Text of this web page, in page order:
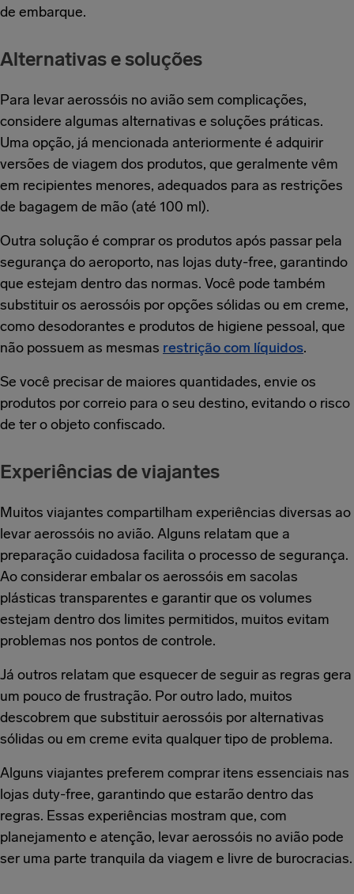
de embarque.
Alternativas e soluções
Para levar aerossóis no avião sem complicações,
considere algumas alternativas e soluções práticas.
Uma opção, já mencionada anteriormente é adquirir
versões de viagem dos produtos, que geralmente vêm
em recipientes menores, adequados para as restrições
de bagagem de mão (até 100 ml).
Outra solução é comprar os produtos após passar pela
segurança do aeroporto, nas lojas duty-free, garantindo
que estejam dentro das normas. Você pode também
substituir os aerossóis por opções sólidas ou em creme,
como desodorantes e produtos de higiene pessoal, que
não possuem as mesmas restrição com líquidos.
Se você precisar de maiores quantidades, envie os
produtos por correio para o seu destino, evitando o risco
de ter o objeto confiscado.
Experiências de viajantes
Muitos viajantes compartilham experiências diversas ao
levar aerossóis no avião. Alguns relatam que a
preparação cuidadosa facilita o processo de segurança.
Ao considerar embalar os aerossóis em sacolas
plásticas transparentes e garantir que os volumes
estejam dentro dos limites permitidos, muitos evitam
problemas nos pontos de controle.
Já outros relatam que esquecer de seguir as regras gera
um pouco de frustração. Por outro lado, muitos
descobrem que substituir aerossóis por alternativas
sólidas ou em creme evita qualquer tipo de problema.
Alguns viajantes preferem comprar itens essenciais nas
lojas duty-free, garantindo que estarão dentro das
regras. Essas experiências mostram que, com
planejamento e atenção, levar aerossóis no avião pode
ser uma parte tranquila da viagem e livre de burocracias.